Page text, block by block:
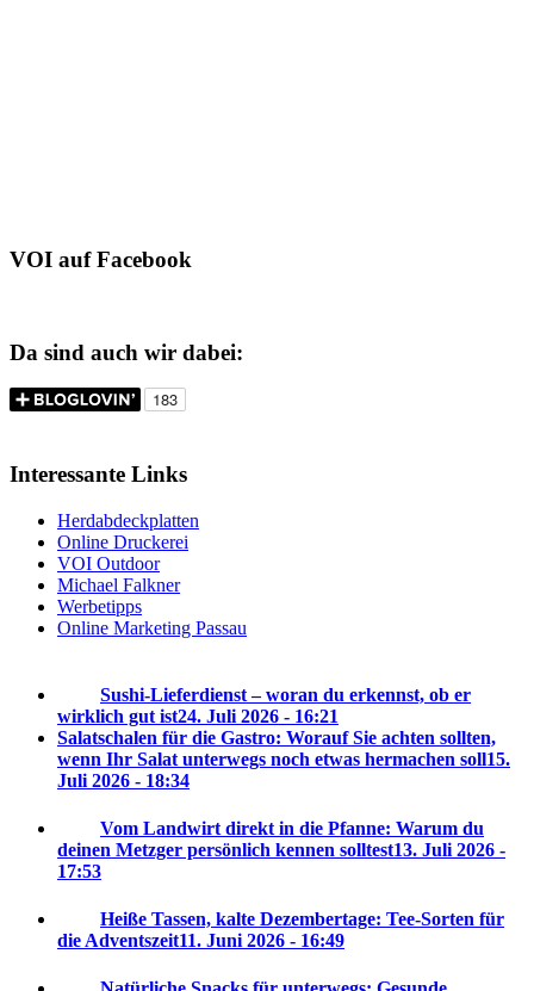
VOI auf Facebook
Da sind auch wir dabei:
Interessante Links
Herdabdeckplatten
Online Druckerei
VOI Outdoor
Michael Falkner
Werbetipps
Online Marketing Passau
Sushi-Lieferdienst – woran du erkennst, ob er
wirklich gut ist24. Juli 2026 - 16:21
Salatschalen für die Gastro: Worauf Sie achten sollten,
wenn Ihr Salat unterwegs noch etwas hermachen soll15.
Juli 2026 - 18:34
Vom Landwirt direkt in die Pfanne: Warum du
deinen Metzger persönlich kennen solltest13. Juli 2026 -
17:53
Heiße Tassen, kalte Dezembertage: Tee-Sorten für
die Adventszeit11. Juni 2026 - 16:49